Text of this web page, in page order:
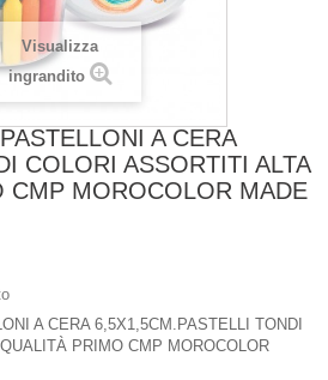
Visualizza
ingrandito
A CERA
COLORI ASSORTITI ALTA
CMP MOROCOLOR MADE
A CERA 6,5X1,5CM.PASTELLI TONDI
PRIMO CMP MOROCOLOR